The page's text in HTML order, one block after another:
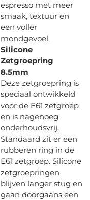
espresso met meer
smaak, textuur en
een voller
mondgevoel.
Silicone
Zetgroepring
8.5mm
Deze zetgroepring is
speciaal ontwikkeld
voor de E61 zetgroep
en is nagenoeg
onderhoudsvrij.
Standaard zit er een
rubberen ring in de
E61 zetgroep. Silicone
zetgroepringen
blijven langer stug en
gaan doorgaans een